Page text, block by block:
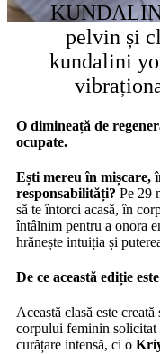
pelvin și
kundalini
O dimineață de
ocupate.
Ești mereu în
responsabilități? Pe 29
să te întorci acasă, în
întâlnim pentru a onora
hrănește intuiția și
De ce această ediție
Această clasă este
corpului feminin
curățare intensă, ci o